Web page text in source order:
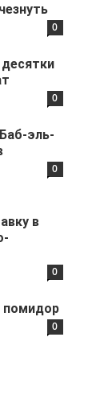
0
0
эль-
0
в
0
помидор
0